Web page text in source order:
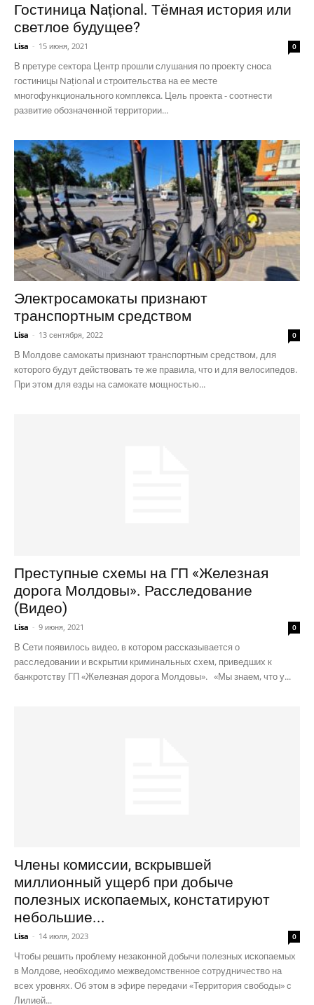
Гостиница Național. Тёмная история или
светлое будущее?
Lisa - 15 июня, 2021 0
В претуре сектора Центр прошли слушания по проекту сноса
гостиницы Național и строительства на ее месте
многофункционального комплекса. Цель проекта - соотнести
развитие обозначенной территории...
Электросамокаты признают
транспортным средством
Lisa - 13 сентября, 2022 0
В Молдове самокаты признают транспортным средством, для
которого будут действовать те же правила, что и для велосипедов.
При этом для езды на самокате мощностью...
Преступные схемы на ГП «Железная
дорога Молдовы». Расследование
(Видео)
Lisa - 9 июня, 2021 0
В Сети появилось видео, в котором рассказывается о
расследовании и вскрытии криминальных схем, приведших к
банкротству ГП «Железная дорога Молдовы». «Мы знаем, что у...
Члены комиссии, вскрывшей
миллионный ущерб при добыче
полезных ископаемых, констатируют
небольшие...
Lisa - 14 июля, 2023 0
Чтобы решить проблему незаконной добычи полезных ископаемых
в Молдове, необходимо межведомственное сотрудничество на
всех уровнях. Об этом в эфире передачи «Территория свободы» с
Лилией...